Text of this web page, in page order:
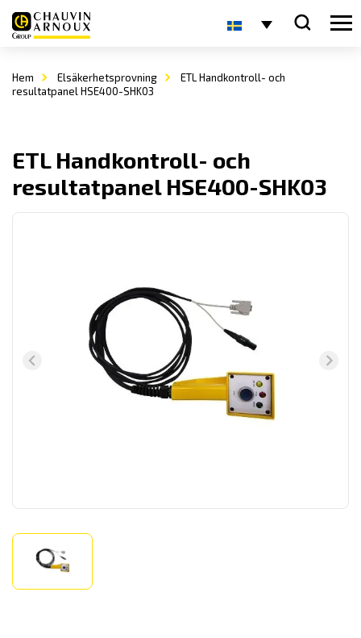
Hem Elsäkerhetsprovning
ETL Handkontroll- och
resultatpanel HSE400-SHK03
ETL Handkontroll- och
resultatpanel HSE400-SHK03